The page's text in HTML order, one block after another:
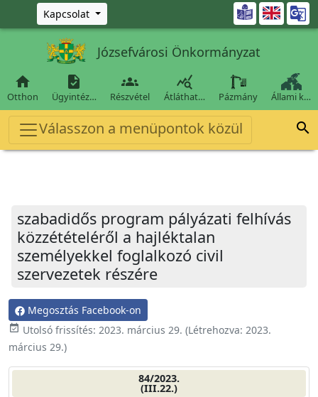
Ugrás a fő tartalomra
Kapcsolat 
Józsefvárosi Önkormányzat

Otthon

Ügyintéz…

Részvétel

Átláthat… Pázmány Állami k…
Válasszon a menüpontok közül 
szabadidős program pályázati felhívás
közzétételéről a hajléktalan
személyekkel foglalkozó civil
szervezetek részére
Megosztás Facebook-on
event_available Utolsó frissítés: 2023. március 29. (Létrehozva: 2023.
március 29.)
84/2023.
(III.22.)